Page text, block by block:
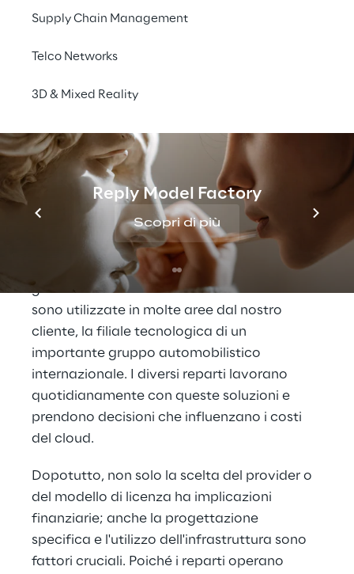
Supply Chain Management
Telco Networks
3D & Mixed Reality
Reply Model Factory
Scopri di più
aziendale dagli
lungo termine.
LO SCENARIO
Gestione
decentralizzata del
cloud
Manutenzione predittiva, servizi in rete,
gestione interna dei dati: le soluzioni cloud
sono utilizzate in molte aree dal nostro
cliente, la filiale tecnologica di un
importante gruppo automobilistico
internazionale. I diversi reparti lavorano
quotidianamente con queste soluzioni e
prendono decisioni che influenzano i costi
del cloud.
Dopotutto, non solo la scelta del provider o
del modello di licenza ha implicazioni
finanziarie; anche la progettazione
specifica e l'utilizzo dell'infrastruttura sono
fattori cruciali. Poiché i reparti operano